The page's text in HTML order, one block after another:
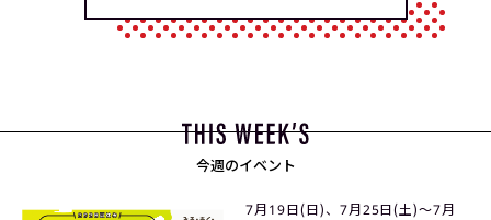
今週のイベント
7月19日(日)、7月25日(土)〜7月